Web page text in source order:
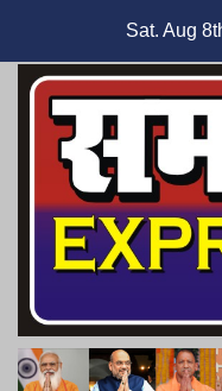
content
Sat. Aug